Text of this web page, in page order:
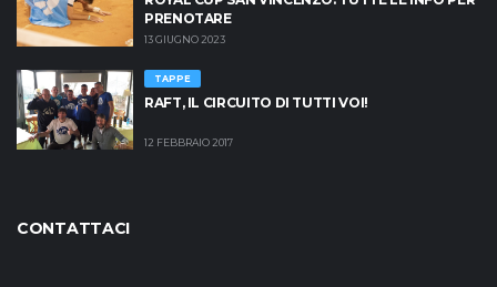
PRENOTARE
13 GIUGNO 2023
TAPPE
RAFT, IL CIRCUITO DI TUTTI VOI!
12 FEBBRAIO 2017
CONTATTACI